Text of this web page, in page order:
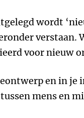
wordt
verstaan.
voor nieuw
en in je
mens en